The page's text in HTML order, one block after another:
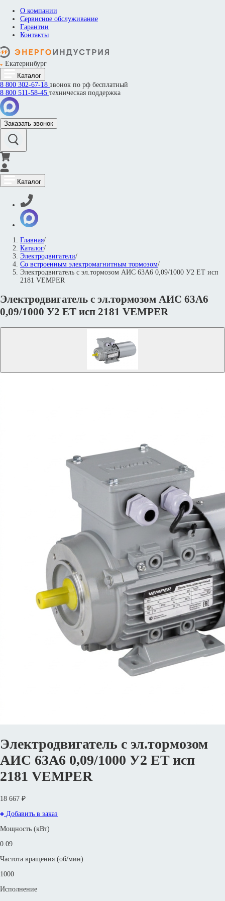
О компании
Сервисное обслуживание
Гарантии
Контакты
Екатеринбург
Каталог
8 800 302-67-18 звонок по рф бесплатный
8 800 511-58-45 техническая поддержка
Заказать звонок
Каталог
Главная/
Каталог/
Электродвигатели/
Со встроенным электромагнитным тормозом/
Электродвигатель с эл.тормозом АИС 63А6 0,09/1000 У2 ET исп
2181 VEMPER
Электродвигатель с эл.тормозом АИС 63А6
0,09/1000 У2 ET исп 2181 VEMPER
Электродвигатель с эл.тормозом
АИС 63А6 0,09/1000 У2 ET исп
2181 VEMPER
18 667 ₽
Добавить в заказ
Мощность (кВт)
0.09
Частота вращения (об/мин)
1000
Исполнение